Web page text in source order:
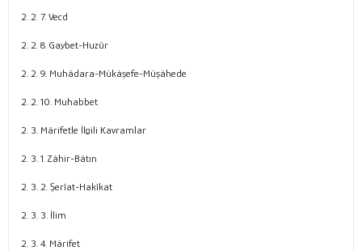
2. 2. 7. Vecd
2. 2. 8. Gaybet-Huzûr
2. 2. 9. Muhâdara-Mükâşefe-Müşâhede
2. 2. 10. Muhabbet
2. 3. Mârifetle İlgili Kavramlar
2. 3. 1. Zâhir-Bâtın
2. 3. 2. Şerîat-Hakîkat
2. 3. 3. İlim
2. 3. 4. Mârifet